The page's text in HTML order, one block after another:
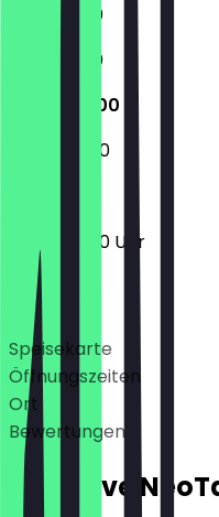
11:30 - 21:00
11:30 - 21:00
16:00 - 21:00
16:00 - 21:00
16:00 - 21:00 Uhr
Deals
Speisekarte
Öffnungszeiten
Ort
Bewertungen
Exklusive